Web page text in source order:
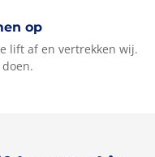
op
lift af en vertrekken wij.